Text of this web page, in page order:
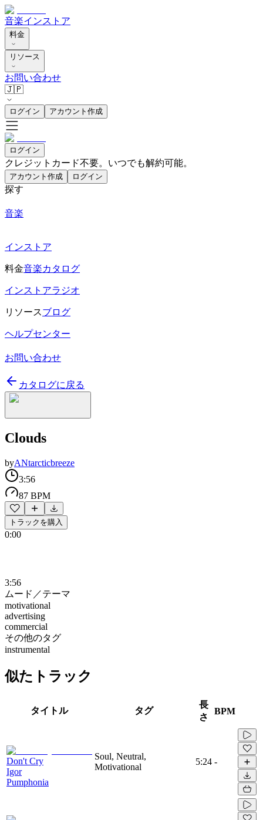
音楽インストア
料金
リソース
お問い合わせ
🇯🇵
ログイン アカウント作成
ログイン
クレジットカード不要。いつでも解約可能。
アカウント作成 ログイン
探す
音楽
インストア
料金音楽カタログ
インストアラジオ
リソースブログ
ヘルプセンター
お問い合わせ
カタログに戻る
Clouds
byANtarcticbreeze
3:56
87 BPM
トラックを購入
0:00
3:56
ムード／テーマ
motivational
advertising
commercial
その他のタグ
instrumental
似たトラック
タイトル タグ
長
さ
BPM
Don't Cry
Igor
Pumphonia
Soul, Neutral,
Motivational
5:24 -